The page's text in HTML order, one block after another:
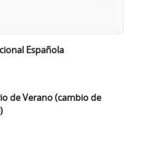
Española
de Verano (cambio de